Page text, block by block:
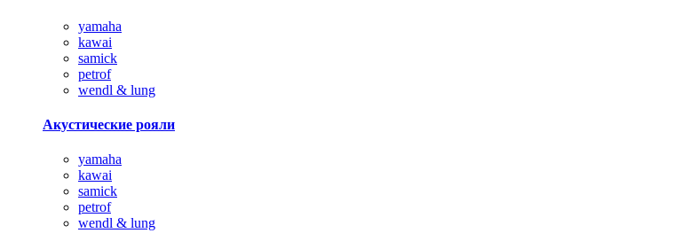
yamaha
kawai
samick
petrof
wendl & lung
Акустические рояли
yamaha
kawai
samick
petrof
wendl & lung